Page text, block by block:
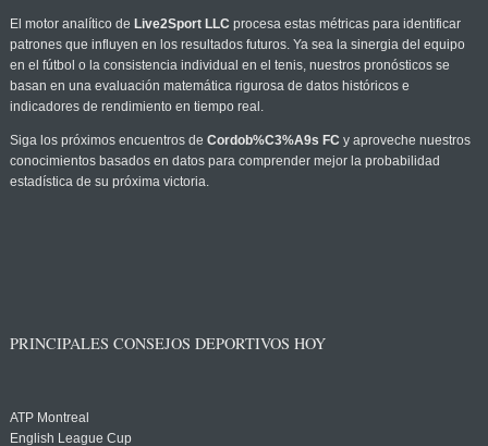
El motor analítico de Live2Sport LLC procesa estas métricas para identificar
patrones que influyen en los resultados futuros. Ya sea la sinergia del equipo
en el fútbol o la consistencia individual en el tenis, nuestros pronósticos se
basan en una evaluación matemática rigurosa de datos históricos e
indicadores de rendimiento en tiempo real.
Siga los próximos encuentros de Cordob%C3%A9s FC y aproveche nuestros
conocimientos basados en datos para comprender mejor la probabilidad
estadística de su próxima victoria.
PRINCIPALES CONSEJOS DEPORTIVOS HOY
ATP Montreal
English League Cup